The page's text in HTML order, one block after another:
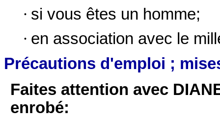
· si vous êtes un homme;
· en association avec le
Précautions d'emploi ;
Faites attention avec
enrobé: